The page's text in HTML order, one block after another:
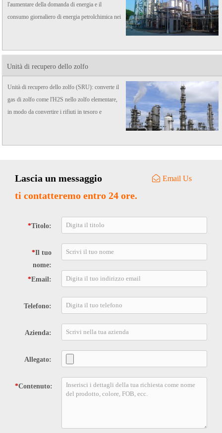
l'aumentare della domanda di energia e il
consumo giornaliero di energia petrolchimica nei
stabile riducendo al contempo ...
Unità di recupero dello zolfo
Unità di recupero dello zolfo (SRU): converte il
gas di zolfo come l'H2S nello zolfo elementare,
in modo da convertire i rifiuti in tesoro e
Lascia un messaggio Email Us
ti contatteremo entro 24 ore.
*Titolo:
*Il tuo
nome:
*Email:
Telefono:
Azienda:
Allegato:
*Contenuto: